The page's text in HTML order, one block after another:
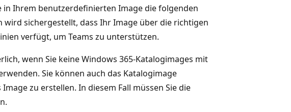
in Ihrem benutzerdefinierten Image die folgenden
sichergestellt, dass Ihr Image über die richtigen
verfügt, um Teams zu unterstützen.
wenn Sie keine Windows 365-Katalogimages mit
Sie können auch das Katalogimage
zu erstellen. In diesem Fall müssen Sie die